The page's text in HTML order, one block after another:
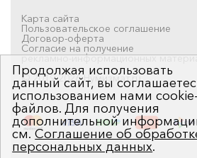
Карта сайта
Пользовательское соглашение
Договор-оферта
Согласие на получение
рекламно-информационных
© 2019-2026 Нумизмат.ru
Продолжая использовать
данный сайт, вы
использованием нами cookie-
файлов. Для получения
дополнительной
см.Соглашение об
персональных данных.